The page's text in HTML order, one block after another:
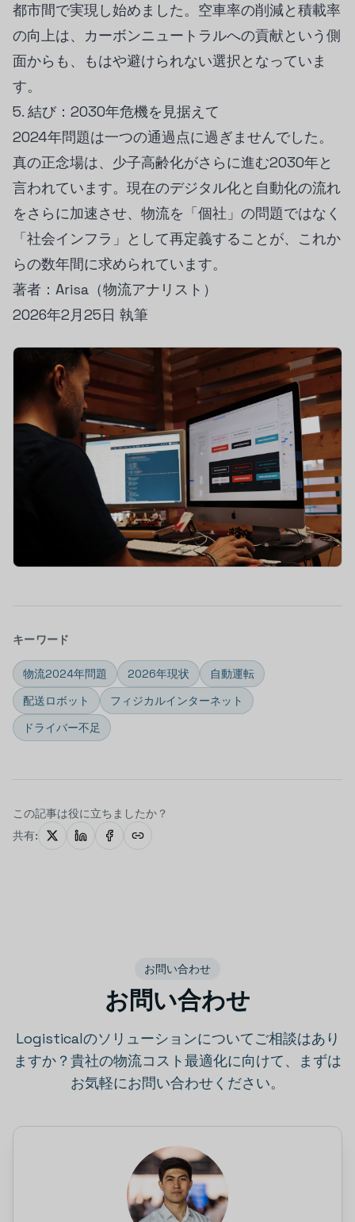
都市間で実現し始めました。空車率の削減と積載率
の向上は、カーボンニュートラルへの貢献という側
面からも、もはや避けられない選択となっていま
す。
5. 結び：2030年危機を見据えて
2024年問題は一つの通過点に過ぎませんでした。
真の正念場は、少子高齢化がさらに進む2030年と
言われています。現在のデジタル化と自動化の流れ
をさらに加速させ、物流を「個社」の問題ではなく
「社会インフラ」として再定義することが、これか
らの数年間に求められています。
著者：Arisa（物流アナリスト）
2026年2月25日 執筆
キーワード
物流2024年問題 2026年現状
自動運転
配送ロボット
フィジカルインターネット
ドライバー不足
この記事は役に立ちましたか？
共有:
お問い合わせ
お問い合わせ
Logisticalのソリューションについてご相談はあり
ますか？貴社の物流コスト最適化に向けて、まずは
お気軽にお問い合わせください。